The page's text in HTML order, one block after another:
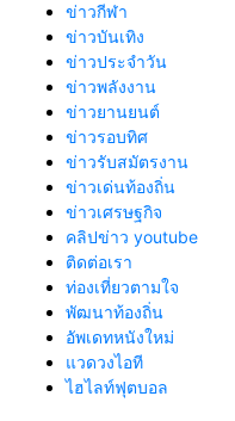
ข่าวกีฬา
ข่าวบันเทิง
ข่าวประจำวัน
ข่าวพลังงาน
ข่าวยานยนต์
ข่าวรอบทิศ
ข่าวรับสมัตรงาน
ข่าวเด่นท้องถิ่น
ข่าวเศรษฐกิจ
คลิปข่าว youtube
ติดต่อเรา
ท่องเที่ยวตามใจ
พัฒนาท้องถิ่น
อัพเดทหนังใหม่
แวดวงไอที
ไฮไลท์ฟุตบอล